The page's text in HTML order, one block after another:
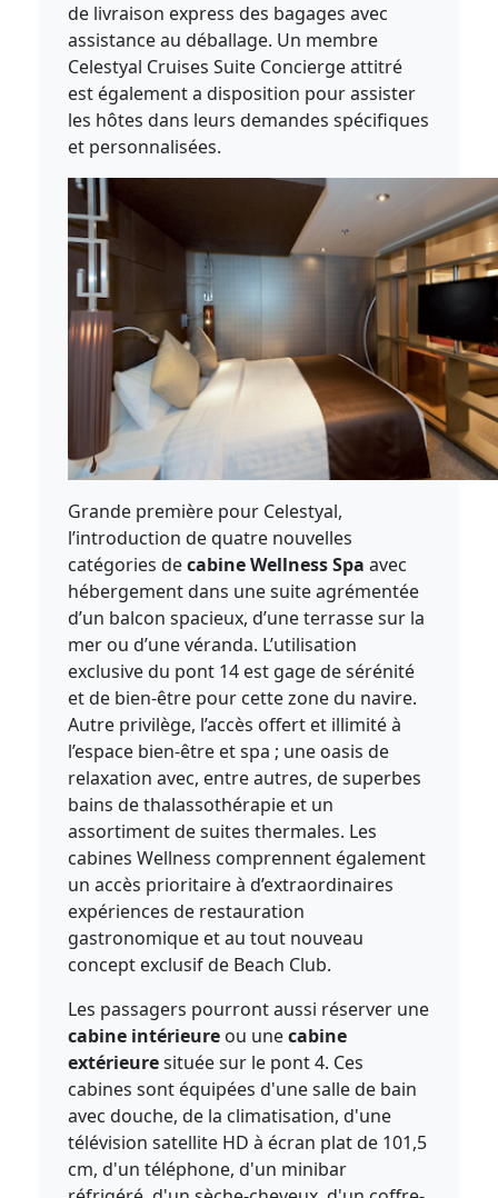
de livraison express des bagages avec
assistance au déballage. Un membre
Celestyal Cruises Suite Concierge attitré
est également a disposition pour assister
les hôtes dans leurs demandes spécifiques
et personnalisées.
Grande première pour Celestyal,
l’introduction de quatre nouvelles
catégories decabine Wellness Spa avec
hébergement dans une suite agrémentée
d’un balcon spacieux, d’une terrasse sur la
mer ou d’une véranda. L’utilisation
exclusive du pont 14 est gage de sérénité
et de bien-être pour cette zone du navire.
Autre privilège, l’accès offert et illimité à
l’espace bien-être et spa ; une oasis de
relaxation avec, entre autres, de superbes
bains de thalassothérapie et un
assortiment de suites thermales. Les
cabines Wellness comprennent également
un accès prioritaire à d’extraordinaires
expériences de restauration
gastronomique et au tout nouveau
concept exclusif de Beach Club.
Les passagers pourront aussi réserver une
cabine intérieure ou unecabine
extérieuresituée sur le pont 4. Ces
cabines sont équipées d'une salle de bain
avec douche, de la climatisation, d'une
télévision satellite HD à écran plat de 101,5
cm, d'un téléphone, d'un minibar